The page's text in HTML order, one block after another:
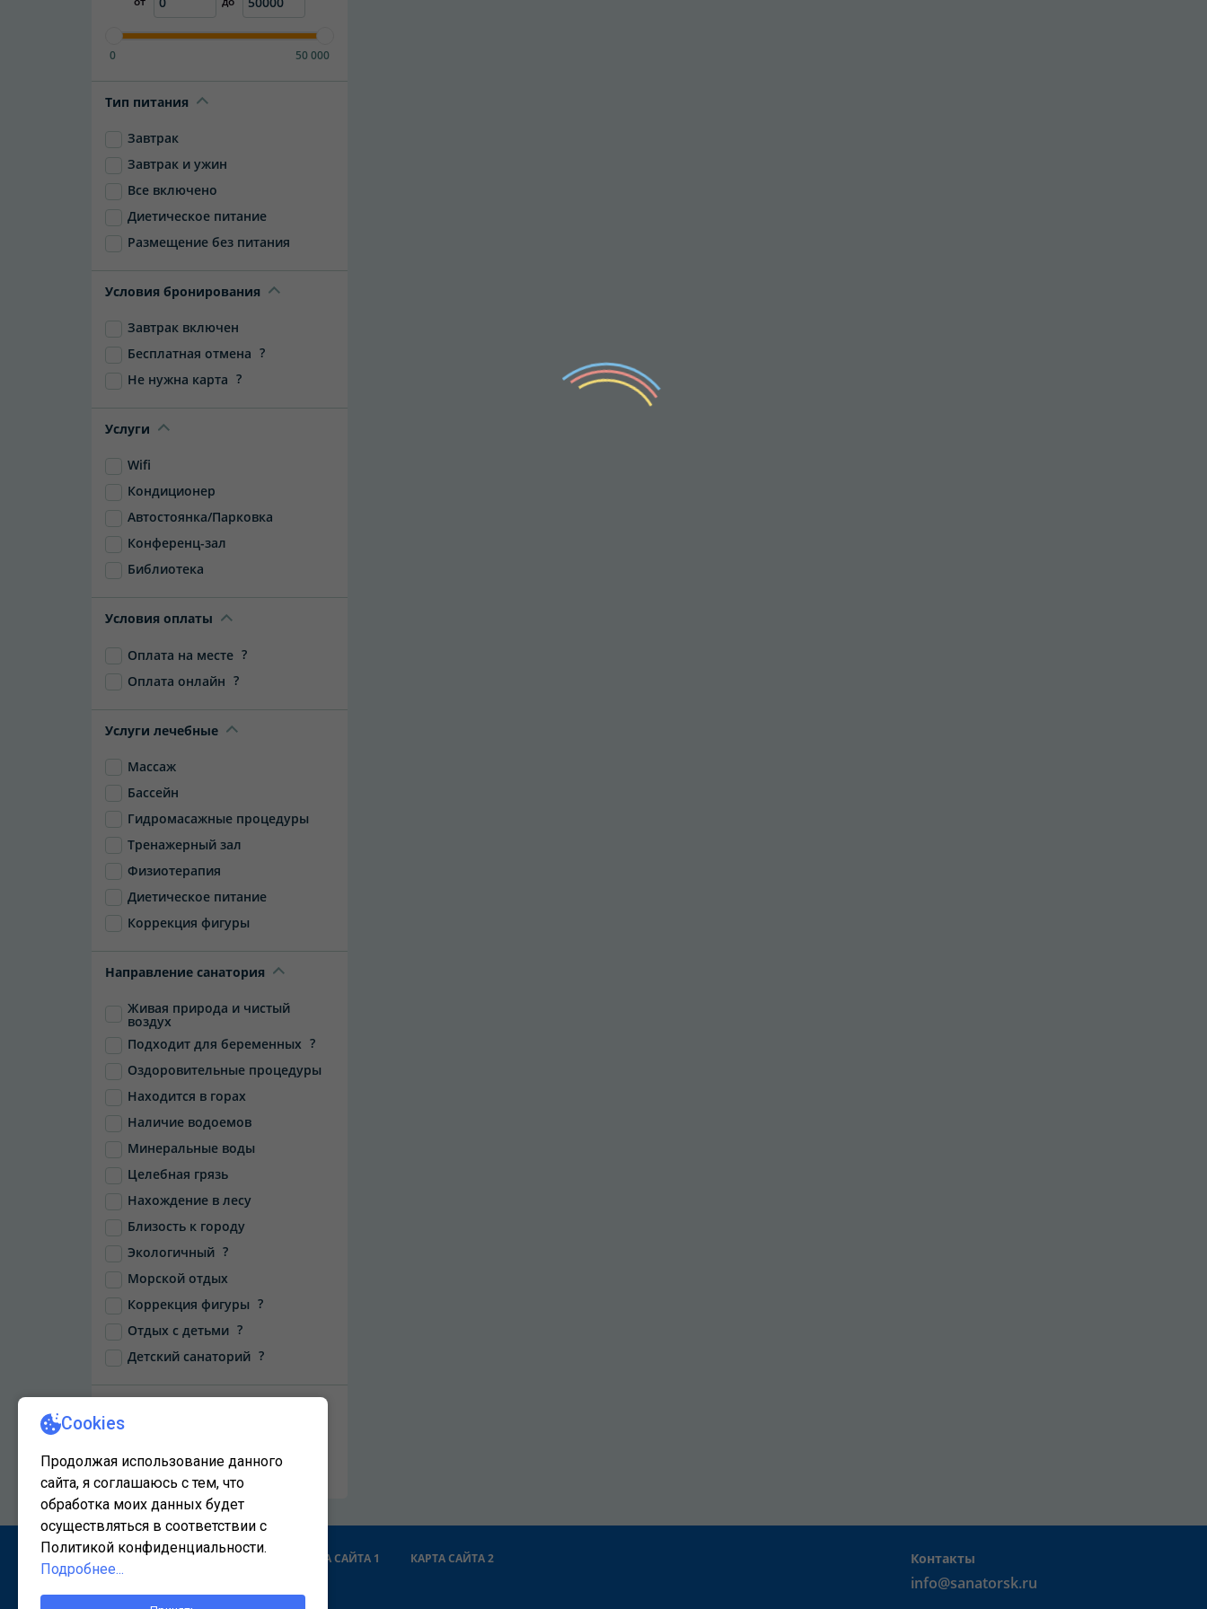
0 50 000
Тип питания
Завтрак
Завтрак и ужин
Все включено
Диетическое питание
Размещение без питания
Условия бронирования
Завтрак включен
Бесплатная отмена ?
Не нужна карта ?
Услуги
Wifi
Кондиционер
Автостоянка/Парковка
Конференц-зал
Библиотека
Условия оплаты
Оплата на месте ?
Оплата онлайн ?
Услуги лечебные
Массаж
Бассейн
Гидромасажные процедуры
Тренажерный зал
Физиотерапия
Диетическое питание
Коррекция фигуры
Направление санатория
Живая природа и чистый
воздух
Подходит для беременных ?
Оздоровительные процедуры
Находится в горах
Наличие водоемов
Минеральные воды
Целебная грязь
Нахождение в лесу
Близость к городу
Экологичный ?
Морской отдых
Коррекция фигуры ?
Отдых с детьми ?
Детский санаторий ?
Сбросить фильтры
КАРТА САЙТА 1 КАРТА САЙТА 2 Контакты
info@sanatorsk.ru